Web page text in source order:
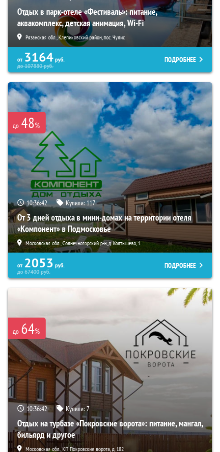
Отдых в парк-отеле «Фестиваль»: питание,
аквакомплекс, детская анимация, Wi-Fi
Рязанская обл., Клепиковский район, пос. Чулис
от 3164 руб.
до107880руб.
ПОДРОБНЕЕ
до 48%
10:36:41 Купили: 117
От 3 дней отдыха в мини-домах на территории отеля
«Компонент» в Подмосковье
Московская обл., Солнечногорский р-н, д. Колтышево, 1
от 2053 руб.
до67400руб.
ПОДРОБНЕЕ
до 64%
10:36:41 Купили:7
Отдых на турбазе «Покровские ворота»: питание, мангал,
бильярд и другое
Московская обл., КП Покровские ворота, д. 182